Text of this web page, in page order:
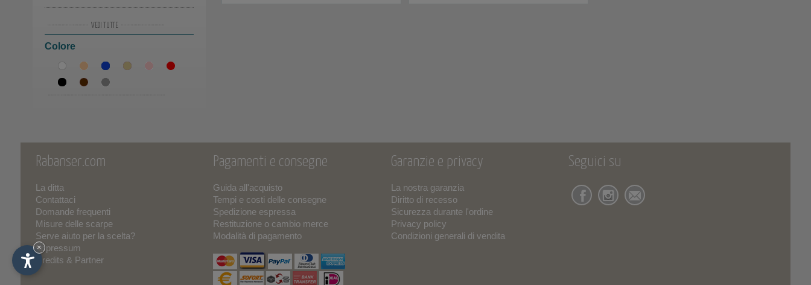
20(8)
21(6)
26(9)
27 (14)
28(11)
Colore
Rabanser.com
La ditta
Contattaci
Domande frequenti
Misure delle scarpe
Serve aiuto per la scelta?
Impressum
Credits & Partner
Pagamenti e consegne
Guida all'acquisto
Tempi e costi delle consegne
Spedizione espressa
Restituzione o cambio merce
Modalità di pagamento
Garanzie e privacy
La nostra garanzia
Diritto di recesso
Sicurezza durante l'ordine
Privacy policy
Condizioni generali di vendita
Seguici su
×